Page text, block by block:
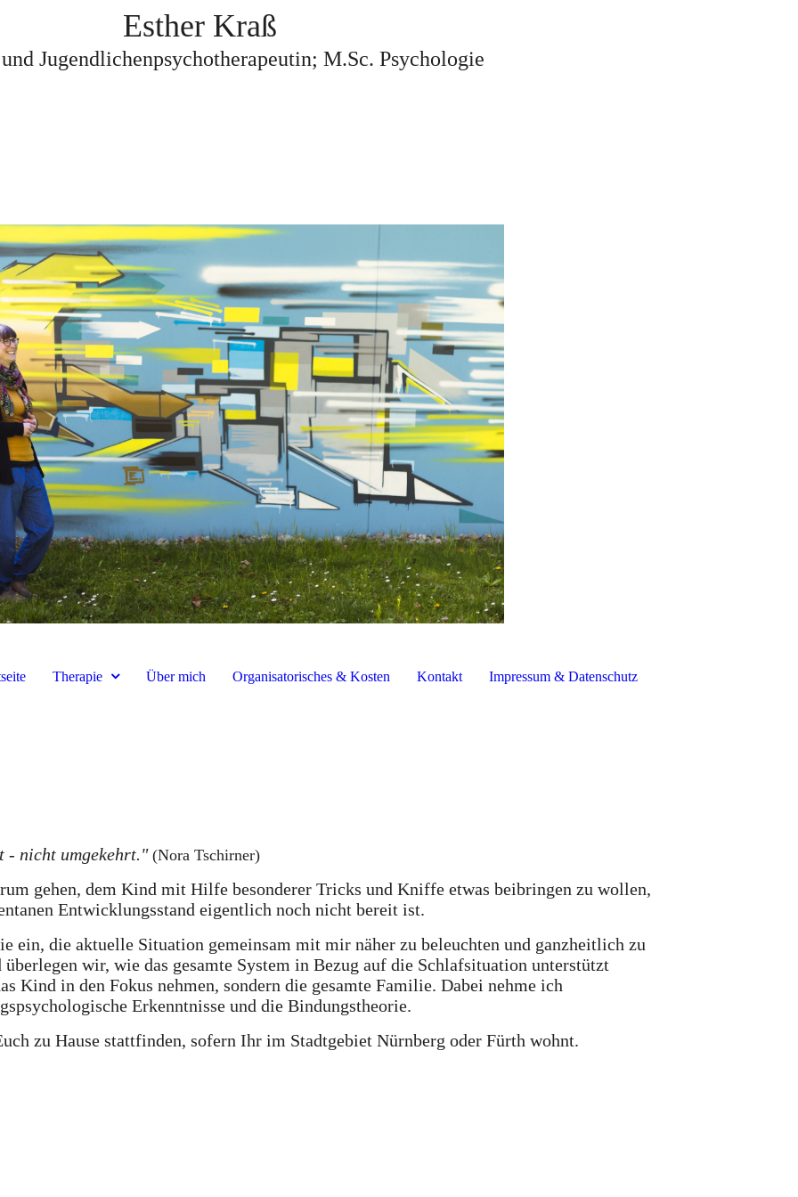
Esther Kraß
Jugendlichenpsychotherapeutin; M.Sc. Psychologie
Therapie Über mich Organisatorisches & Kosten Kontakt Impressum & Datenschutz
- nicht umgekehrt." (Nora Tschirner)
gehen, dem Kind mit Hilfe besonderer Tricks und Kniffe etwas beibringen zu wollen,
Entwicklungsstand eigentlich noch nicht bereit ist.
ein, die aktuelle Situation gemeinsam mit mir näher zu beleuchten und ganzheitlich zu
wir, wie das gesamte System in Bezug auf die Schlafsituation unterstützt
Kind in den Fokus nehmen, sondern die gesamte Familie. Dabei nehme ich
Erkenntnisse und die Bindungstheorie.
zu Hause stattfinden, sofern Ihr im Stadtgebiet Nürnberg oder Fürth wohnt.